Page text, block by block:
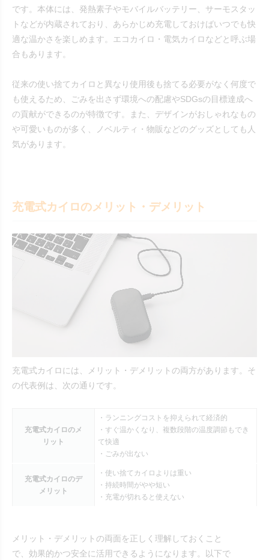
です。本体には、発熱素子やモバイルバッテリー、サーモスタッ
トなどが内蔵されており、あらかじめ充電しておけばいつでも快
適な温かさを楽しめます。エコカイロ・電気カイロなどと呼ぶ場
合もあります。
従来の使い捨てカイロと異なり使用後も捨てる必要がなく何度で
も使えるため、ごみを出さず環境への配慮やSDGsの目標達成へ
の貢献ができるのが特徴です。また、デザインがおしゃれなもの
や可愛いものが多く、ノベルティ・物販などのグッズとしても人
気があります。
充電式カイロのメリット・デメリット
充電式カイロには、メリット・デメリットの両方があります。そ
の代表例は、次の通りです。
充電式カイロのメ
リット
・ランニングコストを抑えられて経済的
・すぐ温かくなり、複数段階の温度調節もでき
て快適
・ごみが出ない
充電式カイロのデ
メリット
・使い捨てカイロよりは重い
・持続時間がやや短い
・充電が切れると使えない
メリット・デメリットの両面を正しく理解しておくこと
で、効果的かつ安全に活用できるようになります。以下で